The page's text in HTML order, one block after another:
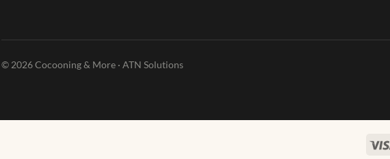
© 2026 Cocooning & More · ATN Solutions